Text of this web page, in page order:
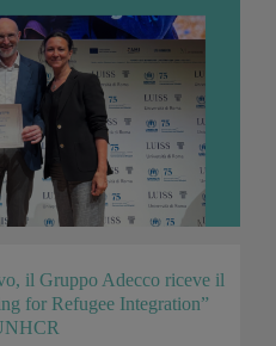
il Gruppo Adecco riceve il
for Refugee Integration”